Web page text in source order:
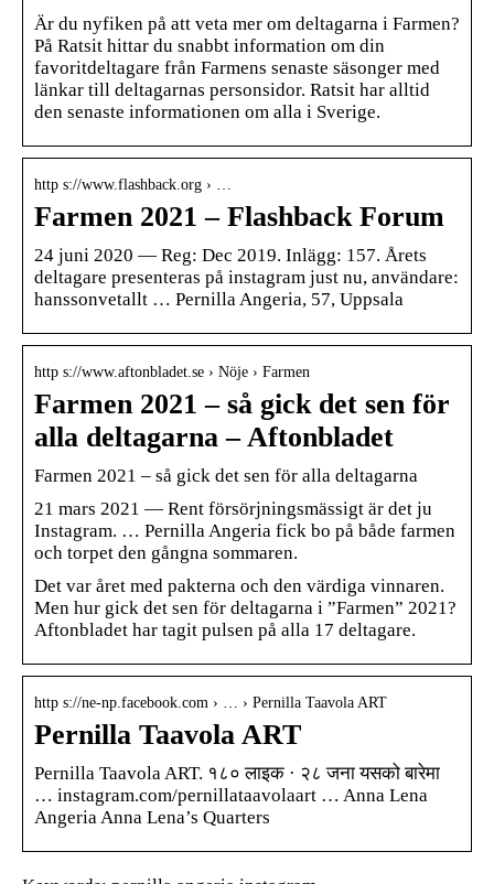
Är du nyfiken på att veta mer om deltagarna i Farmen?
På Ratsit hittar du snabbt information om din
favoritdeltagare från Farmens senaste säsonger med
länkar till deltagarnas personsidor. Ratsit har alltid
den senaste informationen om alla i Sverige.
http s://www.flashback.org › …
Farmen 2021 – Flashback Forum
24 juni 2020 — Reg: Dec 2019. Inlägg: 157. Årets
deltagare presenteras på instagram just nu, användare:
hanssonvetallt … Pernilla Angeria, 57, Uppsala
http s://www.aftonbladet.se › Nöje › Farmen
Farmen 2021 – så gick det sen för
alla deltagarna – Aftonbladet
Farmen 2021 – så gick det sen för alla deltagarna
21 mars 2021 — Rent försörjningsmässigt är det ju
Instagram. … Pernilla Angeria fick bo på både farmen
och torpet den gångna sommaren.
Det var året med pakterna och den värdiga vinnaren.
Men hur gick det sen för deltagarna i ”Farmen” 2021?
Aftonbladet har tagit pulsen på alla 17 deltagare.
http s://ne-np.facebook.com › … › Pernilla Taavola ART
Pernilla Taavola ART
Pernilla Taavola ART. १८० लाइक · २८ जना यसको बारेमा
… instagram.com/pernillataavolaart … Anna Lena
Angeria Anna Lena’s Quarters